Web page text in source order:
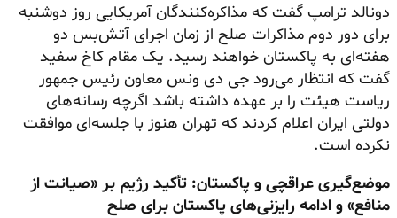
دونالد ترامپ گفت که مذاکره‌کنندگان آمریکایی روز دوشنبه
برای دور دوم مذاکرات صلح از زمان اجرای آتش‌بس دو
هفته‌ای به پاکستان خواهند رسید. یک مقام کاخ سفید
گفت که انتظار می‌رود جی دی ونس معاون رئیس جمهور
ریاست هیئت را بر عهده داشته باشد اگرچه رسانه‌های
دولتی ایران اعلام کردند که تهران هنوز با جلسه‌ای موافقت
نکرده است.
موضع‌گیری عراقچی و پاکستان: تأکید رژیم بر «صیانت از
منافع» و ادامه رایزنی‌های پاکستان برای صلح